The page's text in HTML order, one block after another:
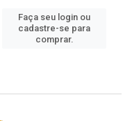
Faça seu login ou
cadastre-se para
comprar.